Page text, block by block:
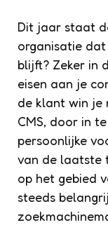
Dit jaar staat
organisatie
blijft? Zeker in
eisen aan je
de klant win je
CMS, door in
persoonlijke
van de laatste
op het gebied
steeds